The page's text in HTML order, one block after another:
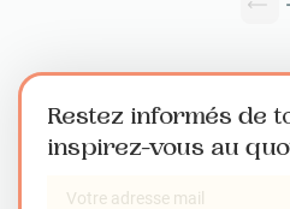
Restez informés de
inspirez-vous au